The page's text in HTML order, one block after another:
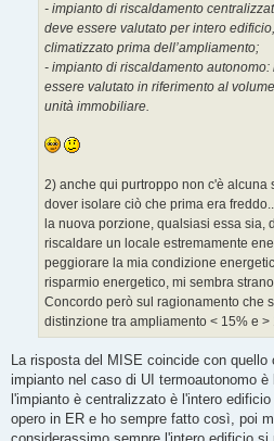
- impianto di riscaldamento
deve essere valutato per intero
climatizzato prima dell’ampliamento;
- impianto di riscaldamento
essere valutato in riferimento al
unità immobiliare.
2) anche qui purtroppo non c'è alcuna
dover isolare ciò che prima era
la nuova porzione, qualsiasi essa sia,
riscaldare un locale estremamente
peggiorare la mia condizione
risparmio energetico, mi sembra
Concordo però sul ragionamento che
distinzione tra ampliamento < 15% e >
La risposta del MISE coincide con
impianto nel caso di UI termoautonomo
l'impianto è centralizzato è l'intero
opero in ER e ho sempre fatto così, poi